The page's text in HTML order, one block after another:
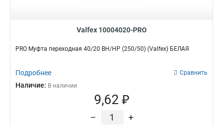
Valfex 10004020-PRO
PRO Муфта переходная 40/20 ВН/НР (250/50) (Valfex) БЕЛАЯ
Подробнее Сравнить
Наличие: В наличии
9,62 ₽
– +